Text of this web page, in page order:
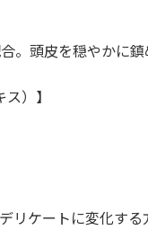
。頭皮を穏やかに
）】
リケートに変化する